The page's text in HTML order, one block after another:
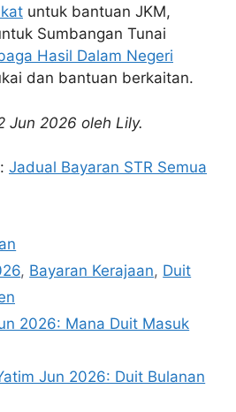
untuk bantuan JKM,
Sumbangan Tunai
Hasil Dalam Negeri
dan bantuan berkaitan.
Jun 2026 oleh Lily.
Jadual Bayaran STR Semua
, Bayaran Kerajaan, Duit
2026: Mana Duit Masuk
Jun 2026: Duit Bulanan